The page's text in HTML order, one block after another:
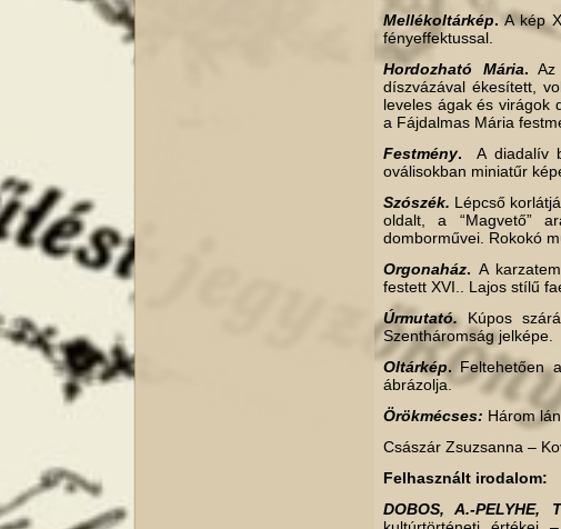
Mellékoltárkép. A kép
fényeffektussal.
Hordozható Mária. Az
díszvázával ékesített,
leveles ágak és virágok
a Fájdalmas Mária
Festmény. A diadalív
oválisokban miniatűr
Szószék. Lépcső
oldalt, a “Magvető”
domborművei. Rokokó
Orgonaház. A
festett XVI.. Lajos stílű
Úrmutató.
Kúpos
Szentháromság jelképe.
Oltárkép. Feltehetően
ábrázolja.
Örökmécses: Három
Császár Zsuzsanna –
Felhasznált irodalom:
DOBOS, A.-PELYHE,